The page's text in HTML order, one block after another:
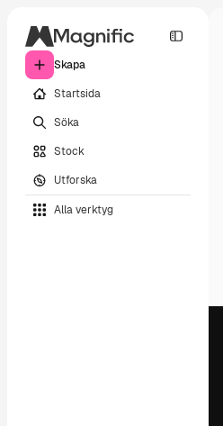
Skapa
Startsida
Söka
Stock
Utforska
Alla verktyg